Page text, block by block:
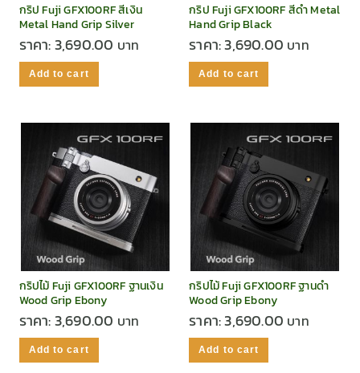
กริป Fuji GFX100RF สีเงิน
Metal Hand Grip Silver
ราคา:3,690.00
Add to cart
กริป Fuji GFX100RF สีดำ Metal
Hand Grip Black
ราคา:3,690.00
Add to cart
กริปไม้ Fuji GFX100RF ฐานเงิน
Wood Grip Ebony
ราคา:3,690.00
Add to cart
กริปไม้ Fuji GFX100RF ฐานดำ
Wood Grip Ebony
ราคา:3,690.00
Add to cart